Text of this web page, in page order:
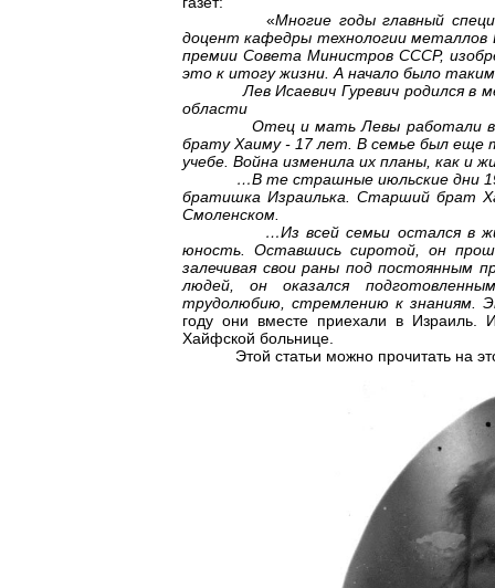
«Многие годы главный
доцент кафедры технологии
премии Совета Министров СССР,
это к итогу жизни. А начало было
Лев Исаевич Гуревич родился в
области
Отец и мать Левы работали в
брату Хаиму - 17 лет. В семье был еще
учебе. Война изменила их планы, как и
…В те страшные июльские дни 1942
братишка Израилька. Старший брат
Смоленском.
…Из всей семьи остался в
юность. Оставшись сиротой, он
залечивая свои раны под постоянным
людей, он оказался
трудолюбию, стремлению к знаниям.
году они вместе приехали в
Хайфской больнице.
Этой статьи можно прочитать на